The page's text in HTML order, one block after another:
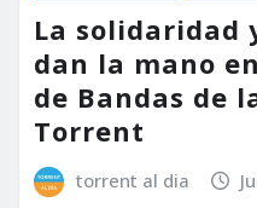
La solidaridad
dan la mano
de Bandas de
Torrent
torrent al dia